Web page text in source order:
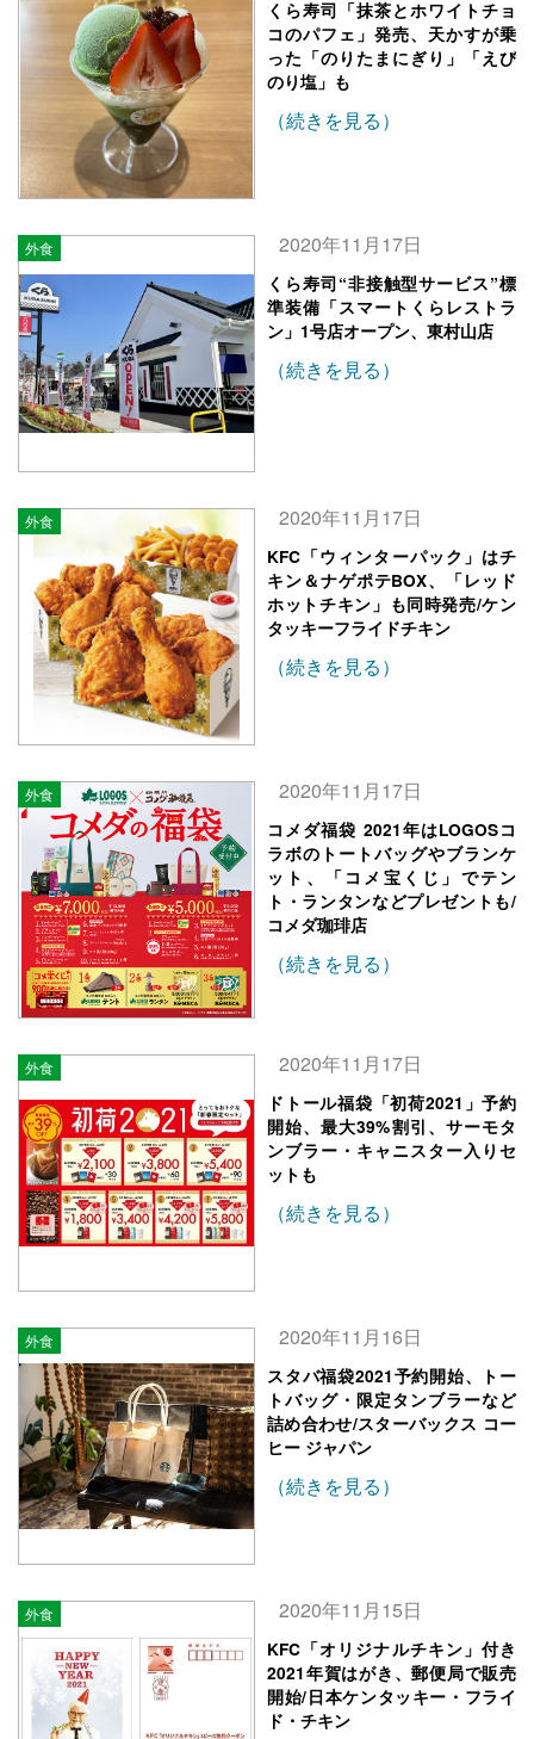
くら寿司「抹茶とホワイトチョ
コのパフェ」発売、天かすが乗
った「のりたまにぎり」「えび
のり塩」も
（続きを見る）
外食 2020年11月17日
くら寿司“非接触型サービス”標
準装備「スマートくらレストラ
ン」1号店オープン、東村山店
（続きを見る）
外食 2020年11月17日
KFC「ウィンターパック」はチ
キン＆ナゲポテBOX、「レッド
ホットチキン」も同時発売/ケン
タッキーフライドチキン
（続きを見る）
外食 2020年11月17日
コメダ福袋 2021年はLOGOSコ
ラボのトートバッグやブランケ
ット、「コメ宝くじ」でテン
ト・ランタンなどプレゼントも/
コメダ珈琲店
（続きを見る）
外食 2020年11月17日
ドトール福袋「初荷2021」予約
開始、最大39%割引、サーモタ
ンブラー・キャニスター入りセ
ットも
（続きを見る）
外食 2020年11月16日
スタバ福袋2021予約開始、トー
トバッグ・限定タンブラーなど
詰め合わせ/スターバックス コー
ヒー ジャパン
（続きを見る）
外食 2020年11月15日
KFC「オリジナルチキン」付き
2021年賀はがき、郵便局で販売
開始/日本ケンタッキー・フライ
ド・チキン